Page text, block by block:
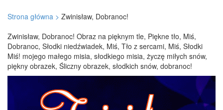
Strona główna > Zwinisław, Dobranoc!
Zwinisław, Dobranoc! Obraz na pięknym tle, Piękne tło, Miś,
Dobranoc, Słodki niedźwiadek, Miś, Tło z sercami, Miś, Słodki
Miś! mojego małego misia, słodkiego misia, życzę miłych snów,
piękny obrazek, Śliczny obrazek, słodkich snów, dobranoc!